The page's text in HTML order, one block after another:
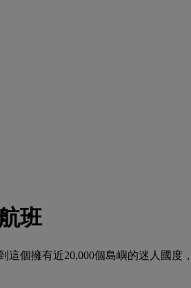
班
這個擁有近20,000個島嶼的迷人國